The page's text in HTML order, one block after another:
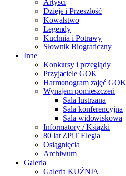
Artyści
Dzieje i Przeszłość
Kowalstwo
Legendy
Kuchnia i Potrawy
Słownik Biograficzny
Inne
Konkursy i przeglądy
Przyjaciele GOK
Harmonogram zajęć GOK
Wynajem pomieszczeń
Sala lustrzana
Sala konferencyjna
Sala widowiskowa
Informatory / Książki
80 lat ZPiT Elegia
Osiągnięcia
Archiwum
Galeria
Galeria KUŹNIA